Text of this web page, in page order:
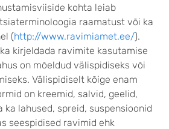
kohta leiab
raamatust või ka
(http://www.ravimiamet.ee/).
kirjeldada ravimite kasutamise
on mõeldud välispidiseks või
Välispidiselt kõige enam
on kreemid, salvid, geelid,
ka lahused, spreid, suspensioonid
seespidised ravimid ehk